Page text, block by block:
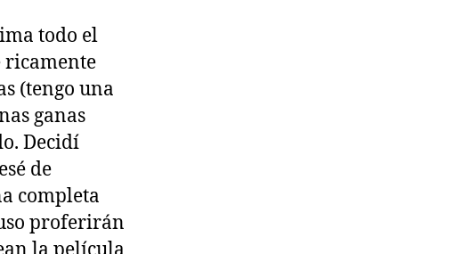
todo el
ricamente
(tengo una
ganas
Decidí
de
completa
proferirán